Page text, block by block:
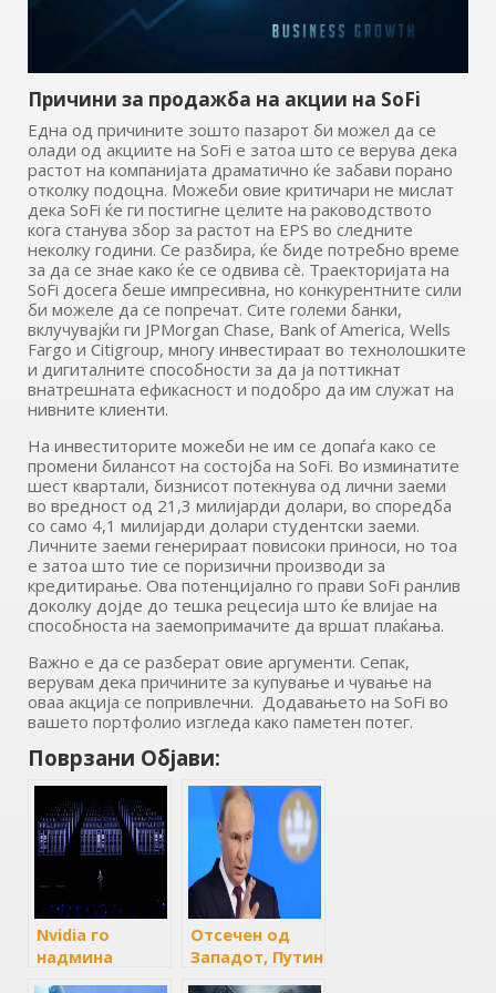
Причини за продажба на акции на SoFi
Една од причините зошто пазарот би можел да се
олади од акциите на SoFi е затоа што се верува дека
растот на компанијата драматично ќе забави порано
отколку подоцна. Можеби овие критичари не мислат
дека SoFi ќе ги постигне целите на раководството
кога станува збор за растот на EPS во следните
неколку години. Се разбира, ќе биде потребно време
за да се знае како ќе се одвива сè. Траекторијата на
SoFi досега беше импресивна, но конкурентните сили
би можеле да се попречат. Сите големи банки,
вклучувајќи ги JPMorgan Chase, Bank of America, Wells
Fargo и Citigroup, многу инвестираат во технолошките
и дигиталните способности за да ја поттикнат
внатрешната ефикасност и подобро да им служат на
нивните клиенти.
На инвеститорите можеби не им се допаѓа како се
промени билансот на состојба на SoFi. Во изминатите
шест квартали, бизнисот потекнува од лични заеми
во вредност од 21,3 милијарди долари, во споредба
со само 4,1 милијарди долари студентски заеми.
Личните заеми генерираат повисоки приноси, но тоа
е затоа што тие се поризични производи за
кредитирање. Ова потенцијално го прави SoFi ранлив
доколку дојде до тешка рецесија што ќе влијае на
способноста на заемопримачите да вршат плаќања.
Важно е да се разберат овие аргументи. Сепак,
верувам дека причините за купување и чување на
оваа акција се попривлечни. Додавањето на SoFi во
вашето портфолио изгледа како паметен потег.
Поврзани Објави:
Nvidia го
надмина
Отсечен од
Западот, Путин